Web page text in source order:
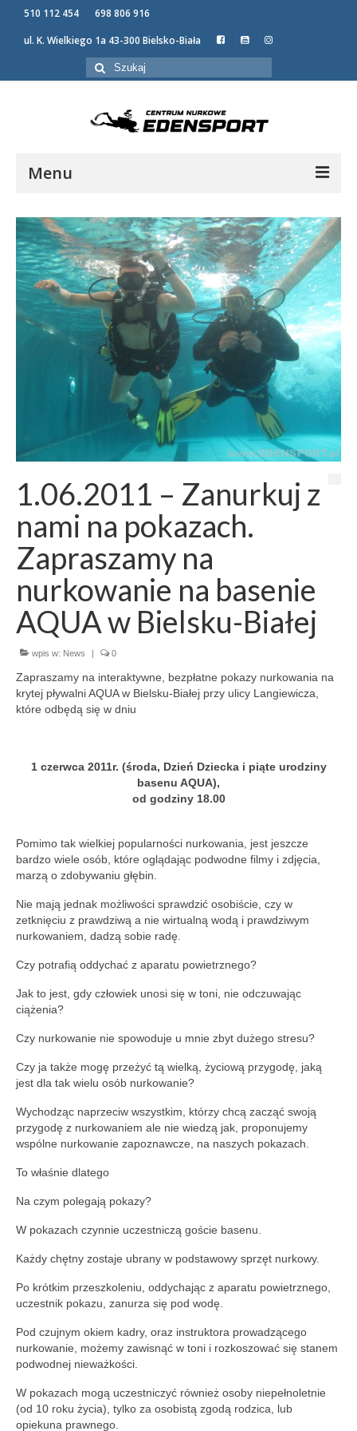
510 112 454
698 806 916
ul. K. Wielkiego 1a 43-300 Bielsko-Biała
Szuklaj
w:
Menu
KURSY NURKOWANIA
OFERTA
NEWSY
GALERIA
O NAS
KONTAKT
1.06.2011 – Zanurkuj z
nami na pokazach.
Zapraszamy na
nurkowanie na basenie
AQUA w Bielsku-Białej
wpis w: News | 0
Zapraszamy na interaktywne, bezpłatne pokazy nurkowania na
krytej pływalni AQUA w Bielsku-Białej przy ulicy Langiewicza,
które odbędą się w dniu
1 czerwca 2011r. (środa, Dzień Dziecka i piąte urodziny
basenu AQUA),
od godziny 18.00
Pomimo tak wielkiej popularności nurkowania, jest jeszcze
bardzo wiele osób, które oglądając podwodne filmy i zdjęcia,
marzą o zdobywaniu głębin.
Nie mają jednak możliwości sprawdzić osobiście, czy w
zetknięciu z prawdziwą a nie wirtualną wodą i prawdziwym
nurkowaniem, dadzą sobie radę.
Czy potrafią oddychać z aparatu powietrznego?
Jak to jest, gdy człowiek unosi się w toni, nie odczuwając
ciążenia?
Czy nurkowanie nie spowoduje u mnie zbyt dużego stresu?
Czy ja także mogę przeżyć tą wielką, życiową przygodę, jaką
jest dla tak wielu osób nurkowanie?
Wychodząc naprzeciw wszystkim, którzy chcą zacząć swoją
przygodę z nurkowaniem ale nie wiedzą jak, proponujemy
wspólne nurkowanie zapoznawcze, na naszych pokazach.
To właśnie dlatego
Na czym polegają pokazy?
W pokazach czynnie uczestniczą goście basenu.
Każdy chętny zostaje ubrany w podstawowy sprzęt nurkowy.
Po krótkim przeszkoleniu, oddychając z aparatu powietrznego,
uczestnik pokazu, zanurza się pod wodę.
Pod czujnym okiem kadry, oraz instruktora prowadzącego
nurkowanie, możemy zawisnąć w toni i rozkoszować się stanem
podwodnej nieważkości.
W pokazach mogą uczestniczyć również osoby niepełnoletnie
(od 10 roku życia), tylko za osobistą zgodą rodzica, lub
opiekuna prawnego.